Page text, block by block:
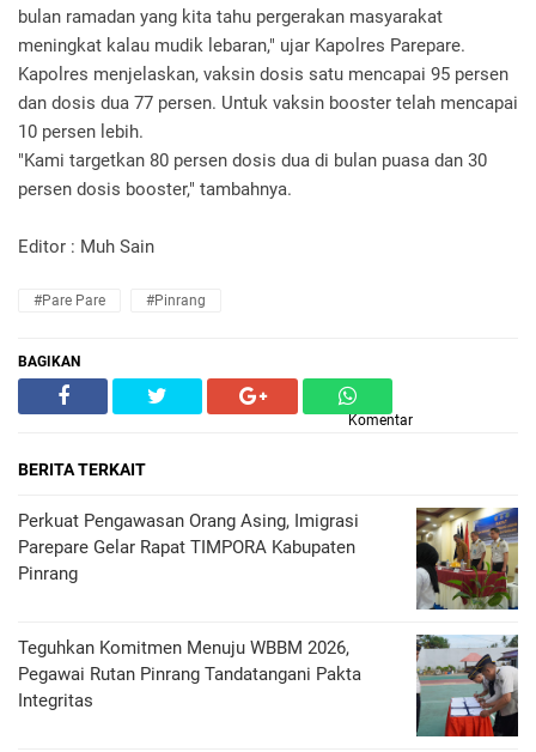
bulan ramadan yang kita tahu pergerakan masyarakat
meningkat kalau mudik lebaran," ujar Kapolres Parepare.
Kapolres menjelaskan, vaksin dosis satu mencapai 95 persen
dan dosis dua 77 persen. Untuk vaksin booster telah mencapai
10 persen lebih.
"Kami targetkan 80 persen dosis dua di bulan puasa dan 30
persen dosis booster," tambahnya.
Editor : Muh Sain
#Pare Pare #Pinrang
BAGIKAN
Komentar
BERITA TERKAIT
Perkuat Pengawasan Orang Asing, Imigrasi
Parepare Gelar Rapat TIMPORA Kabupaten
Pinrang
Teguhkan Komitmen Menuju WBBM 2026,
Pegawai Rutan Pinrang Tandatangani Pakta
Integritas